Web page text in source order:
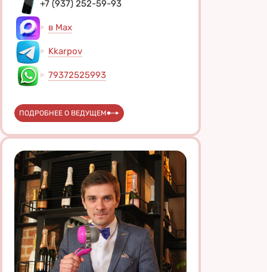
+7 (937) 252-59-93
в Max
Kkarpov
79372525993
ПОДРОБНЕЕ О ВЕДУЩЕМ